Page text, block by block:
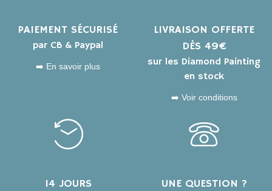
PAIEMENT SÉCURISÉ
par CB & Paypal
➡️ En savoir plus
LIVRAISON OFFERTE
DÈS 49€
sur les Diamond Painting
en stock
➡️ Voir conditions
14 JOURS UNE QUESTION ?